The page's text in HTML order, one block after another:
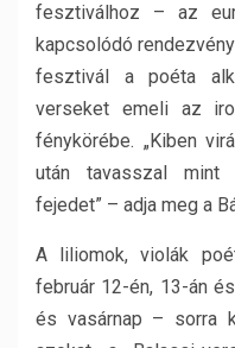
fesztiválhoz – az
kapcsolódó
fesztivál a poéta
verseket emeli az
fénykörébe. „Kiben
után tavasszal mint
fejedet” – adja meg a
A liliomok, violák
február 12-én, 13-án
és vasárnap – sorra